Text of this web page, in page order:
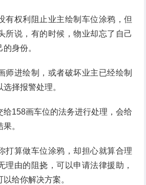
有权利阻止业主绘制车位涂鸦，但
所说，有的时候，物业却忘了自己
身份。
师进绘制，或者破坏业主已经绘制
择报警处理。
给158画车位的法务进行处理，会给
。
打算做车位涂鸦，却担心就算合理
理由的阻挠，可以申请法律援助，
给你解决方案。